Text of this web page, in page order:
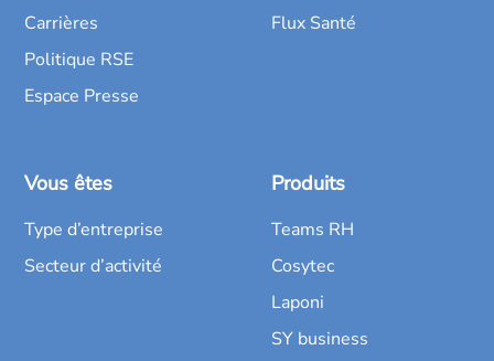
Carrières
Politique RSE
Espace Presse
Flux Santé
Vous êtes
Type d’entreprise
Secteur d’activité
Produits
Teams RH
Cosytec
Laponi
SY business